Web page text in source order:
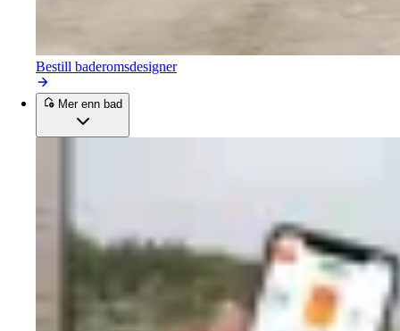
Bestill baderomsdesigner
Mer enn bad